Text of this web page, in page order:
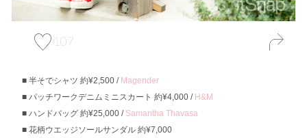
107
半そでシャツ 約¥2,500 / Magender
パッチワークデニムミニスカート 約¥4,000 / H&M
ハンドバッグ 約¥25,000 / Samantha Thavasa
花柄ウエッジソールサンダル 約¥7,000